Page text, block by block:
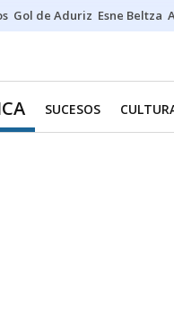
Gol de Aduriz Esne Beltza
SUCESOS